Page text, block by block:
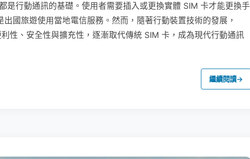
是行動通訊的基礎。使用者需要插入或更換實體 SIM 卡才能更換手
國旅遊使用當地電信服務。然而，隨著行動裝置技術的發展，
性、安全性與擴充性，逐漸取代傳統 SIM 卡，成為現代行動通訊
繼續閱讀→